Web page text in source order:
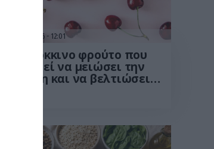
15.07.2026 12:01
Το κόκκινο φρούτο που
μπορεί να μειώσει την
πίεση και να βελτιώσει